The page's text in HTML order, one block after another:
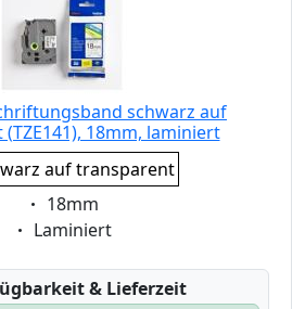
schwarz auf
18mm, laminiert
auf transparent
Eigenschaft:
18mm
Eigenschaft:
Laminiert
& Lieferzeit